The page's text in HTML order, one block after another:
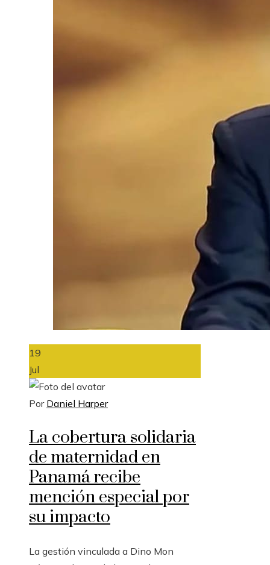
19
Jul
Por Daniel Harper
La cobertura solidaria
de maternidad en
Panamá recibe
mención especial por
su impacto
La gestión vinculada a Dino Mon